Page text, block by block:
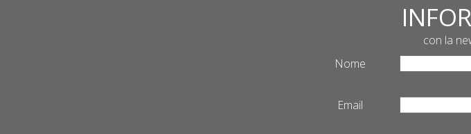
con la
Nome
Email